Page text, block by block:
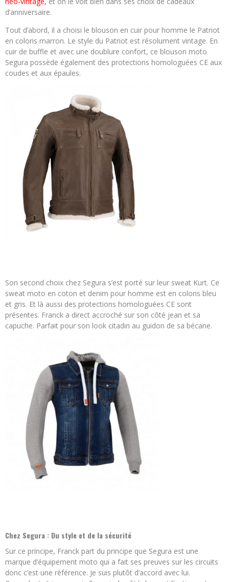
d’anniversaire.
Tout d’abord, il a choisi le blouson en cuir pour homme le Patriot
en coloris marron. Le style du Patriot est résolument vintage. En
cuir de buffle et avec une doublure confort, ce blouson moto
Segura possède également des protections homologuées CE aux
coudes et aux épaules.
Son second choix chez Segura s’est porté sur leur sweat Kurt. Ce
sweat moto en coton et denim pour homme est en coloris bleu
et gris. Et là aussi des protections homologuées CE sont
présentes. Franck a direct accroché sur son côté jean et sa
capuche. Parfait pour son look citadin au guidon de sa bécane.
Chez Segura : Du style et de la sécurité
Sur ce principe, Franck part du principe que Segura est une
marque d’équipement moto qui a fait ses preuves sur les circuits
donc c’est une référence. Je suis plutôt d’accord avec lui.